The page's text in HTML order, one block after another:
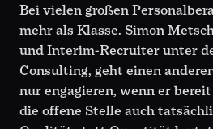
Bei vielen großen
mehr als Klasse. Simon
und Interim-Recruiter unter
Consulting, geht einen
nur engagieren, wenn er
die offene Stelle auch